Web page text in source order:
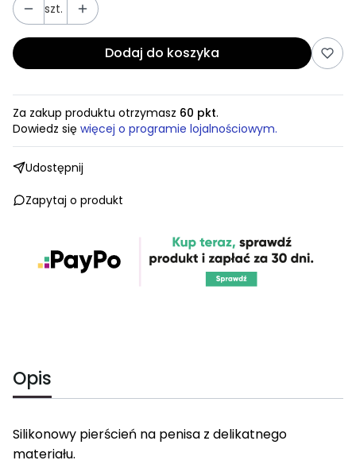
szt.
Dodaj do koszyka
Za zakup produktu otrzymasz 60 pkt.
Dowiedz się więcej o programie lojalnościowym.
Udostępnij
Zapytaj o produkt
Opis
Silikonowy pierścień na penisa z delikatnego
materiału.